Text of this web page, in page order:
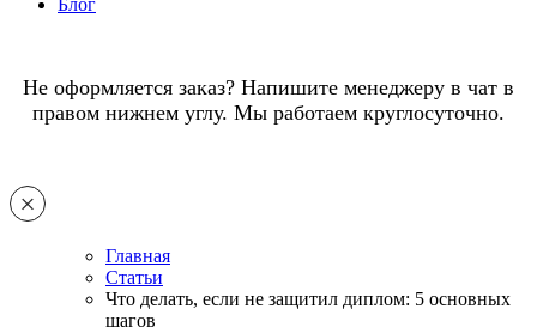
Блог
Не оформляется заказ? Напишите менеджеру в чат в
правом нижнем углу. Мы работаем круглосуточно.
Главная
Статьи
Что делать, если не защитил диплом: 5 основных
шагов